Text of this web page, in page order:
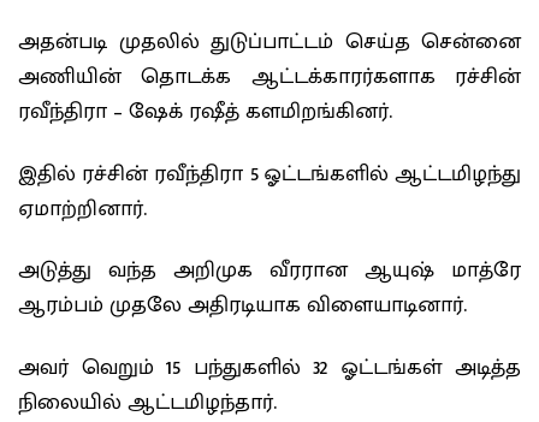
அதன்படி முதலில் துடுப்பாட்டம் செய்த சென்னை
அணியின் தொடக்க ஆட்டக்காரர்களாக ரச்சின்
ரவீந்திரா – ஷேக் ரஷீத் களமிறங்கினர்.
இதில் ரச்சின் ரவீந்திரா 5 ஓட்டங்களில் ஆட்டமிழந்து
ஏமாற்றினார்.
அடுத்து வந்த அறிமுக வீரரான ஆயுஷ் மாத்ரே
ஆரம்பம் முதலே அதிரடியாக விளையாடினார்.
அவர் வெறும் 15 பந்துகளில் 32 ஓட்டங்கள் அடித்த
நிலையில் ஆட்டமிழந்தார்.